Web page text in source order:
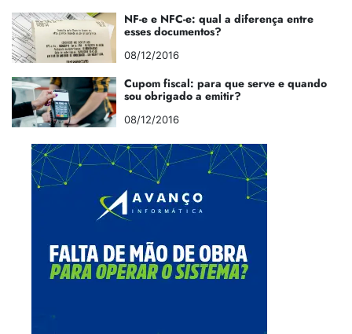
NF-e e NFC-e: qual a diferença entre
esses documentos?
08/12/2016
Cupom fiscal: para que serve e quando
sou obrigado a emitir?
08/12/2016